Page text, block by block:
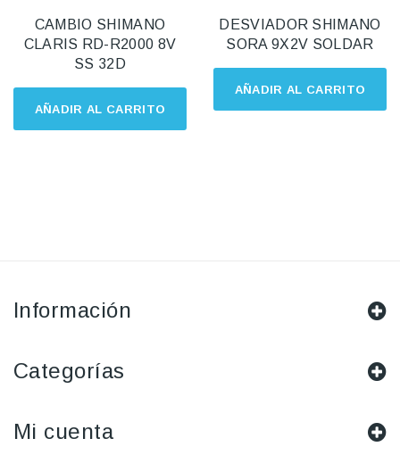
AÑADIR AL CARRITO
CAMBIO SHIMANO
CLARIS RD-R2000 8V
SS 32D
AÑADIR AL CARRITO
DESVIADOR SHIMANO
SORA 9X2V SOLDAR
Información
Categorías
Mi cuenta